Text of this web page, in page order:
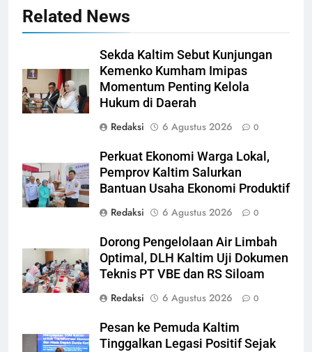
Related News
Sekda Kaltim Sebut Kunjungan
Kemenko Kumham Imipas
Momentum Penting Kelola
Hukum di Daerah
Redaksi
6 Agustus 2026 0
Perkuat Ekonomi Warga Lokal,
Pemprov Kaltim Salurkan
Bantuan Usaha Ekonomi Produktif
Redaksi
6 Agustus 2026 0
Dorong Pengelolaan Air Limbah
Optimal, DLH Kaltim Uji Dokumen
Teknis PT VBE dan RS Siloam
Redaksi
6 Agustus 2026 0
Pesan ke Pemuda Kaltim
Tinggalkan Legasi Positif Sejak